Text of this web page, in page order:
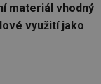
materiál vhodný
využití jako